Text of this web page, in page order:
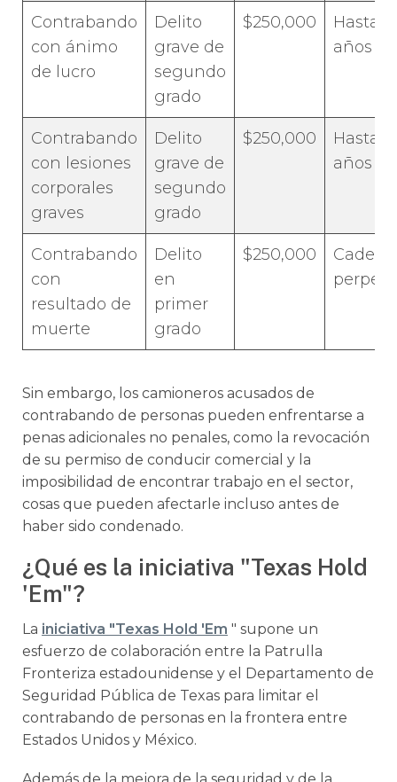
Contrabando
con ánimo
de lucro
Delito
grave de
segundo
grado
$250,000
Hasta
años
Contrabando
con lesiones
corporales
graves
Delito
grave de
segundo
grado
$250,000
Hasta
años
Contrabando
con
resultado de
muerte
Delito
en
primer
grado
$250,000
Cadena
Sin embargo, los camioneros acusados de
contrabando de personas pueden enfrentarse a
penas adicionales no penales, como la revocación
de su permiso de conducir comercial y la
imposibilidad de encontrar trabajo en el sector,
cosas que pueden afectarle incluso antes de
haber sido condenado.
¿Qué es la iniciativa "Texas Hold
'Em"?
La iniciativa "Texas Hold 'Em " supone un
esfuerzo de colaboración entre la Patrulla
Fronteriza estadounidense y el Departamento de
Seguridad Pública de Texas para limitar el
contrabando de personas en la frontera entre
Estados Unidos y México.